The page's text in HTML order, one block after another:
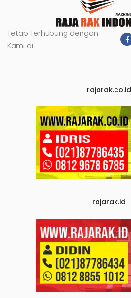
Tetap Terhubung dengan
Kami di
rajarak.co.id
rajarak.id